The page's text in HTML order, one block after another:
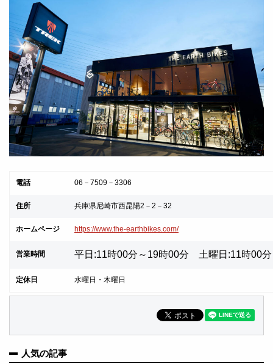
電話 06－7509－3306
住所 兵庫県尼崎市西昆陽2－2－32
ホームページ https://www.the-earthbikes.com/
営業時間 平日:11時00分～19時00分 土曜日:11時00
定休日 水曜日・木曜日
人気の記事